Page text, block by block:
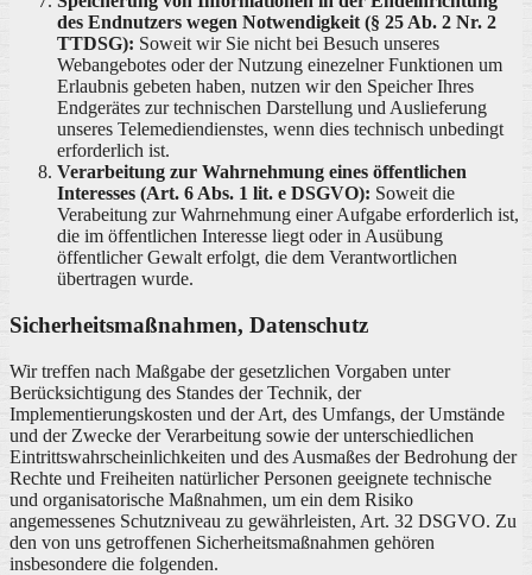
des Endnutzers wegen Notwendigkeit (§ 25 Ab. 2 Nr. 2
TTDSG): Soweit wir Sie nicht bei Besuch unseres
Webangebotes oder der Nutzung einezelner Funktionen um
Erlaubnis gebeten haben, nutzen wir den Speicher Ihres
Endgerätes zur technischen Darstellung und Auslieferung
unseres Telemediendienstes, wenn dies technisch unbedingt
erforderlich ist.
Verarbeitung zur Wahrnehmung eines öffentlichen
Interesses (Art. 6 Abs. 1 lit. e DSGVO): Soweit die
Verabeitung zur Wahrnehmung einer Aufgabe erforderlich ist,
die im öffentlichen Interesse liegt oder in Ausübung
öffentlicher Gewalt erfolgt, die dem Verantwortlichen
übertragen wurde.
Sicherheitsmaßnahmen, Datenschutz
Wir treffen nach Maßgabe der gesetzlichen Vorgaben unter
Berücksichtigung des Standes der Technik, der
Implementierungskosten und der Art, des Umfangs, der Umstände
und der Zwecke der Verarbeitung sowie der unterschiedlichen
Eintrittswahrscheinlichkeiten und des Ausmaßes der Bedrohung der
Rechte und Freiheiten natürlicher Personen geeignete technische
und organisatorische Maßnahmen, um ein dem Risiko
angemessenes Schutzniveau zu gewährleisten, Art. 32 DSGVO. Zu
den von uns getroffenen Sicherheitsmaßnahmen gehören
insbesondere die folgenden.